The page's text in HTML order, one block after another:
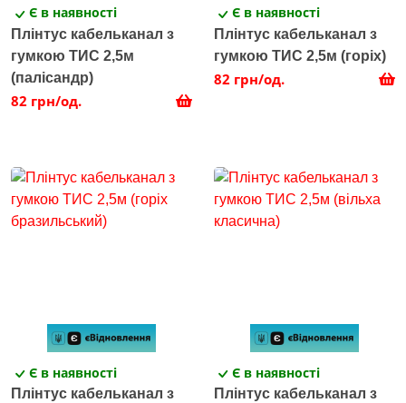
Є в наявності
Плінтус кабельканал з
гумкою ТИС 2,5м
(палісандр)
82 грн/од.
Є в наявності
Плінтус кабельканал з
гумкою ТИС 2,5м (горіх)
82 грн/од.
Є в наявності
Плінтус кабельканал з
Є в наявності
Плінтус кабельканал з